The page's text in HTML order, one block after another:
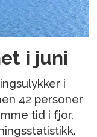
i juni
i
42 personer
tid i fjor,